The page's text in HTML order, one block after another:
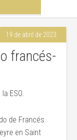
19 de abril de 2023
francés-
ESO.
de Francés
en Saint